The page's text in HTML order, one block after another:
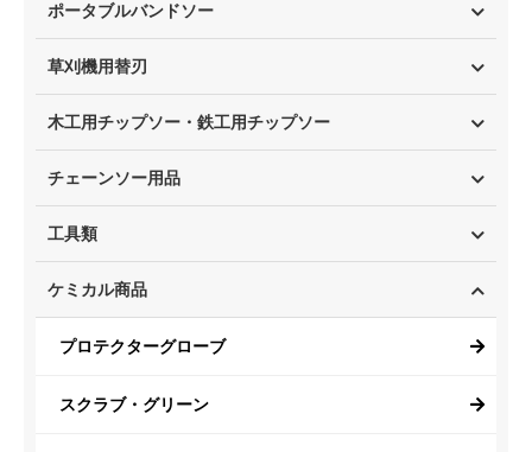
ポータブルバンドソー
草刈機用替刃
木工用チップソー・鉄工用チップソー
チェーンソー用品
工具類
ケミカル商品
プロテクターグローブ
スクラブ・グリーン